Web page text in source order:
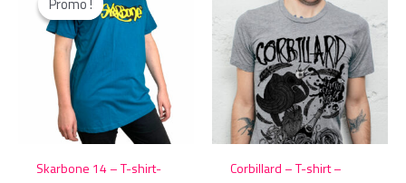
Skarbone 14 – T-shirt-
Corbillard – T-shirt –